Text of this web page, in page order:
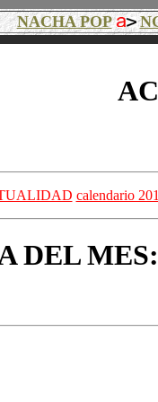
NACHA POP
calendario
DEL MES: